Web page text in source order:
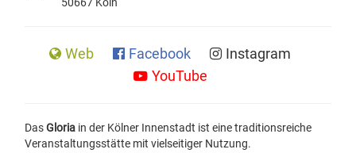
Web Facebook
Instagram
YouTube
DasGloria in der Kölner Innenstadt ist eine traditionsreiche
Veranstaltungsstätte mit vielseitiger Nutzung.